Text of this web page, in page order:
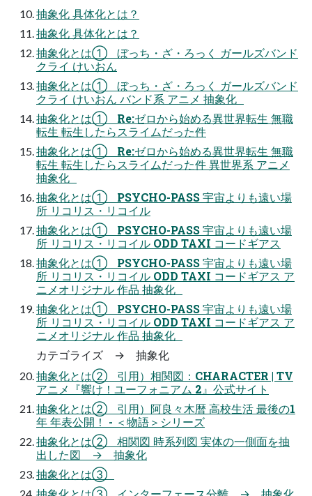
抽象化 具体化とは？
抽象化 具体化とは？
抽象化とは① ぼっち・ざ・ろっく ガールズバンド
クライ けいおん
抽象化とは① ぼっち・ざ・ろっく ガールズバンド
クライ けいおん バンド系 アニメ 抽象化
抽象化とは① Re:ゼロから始める異世界転生 無職
転生 転生したらスライムだった件
抽象化とは① Re:ゼロから始める異世界転生 無職
転生 転生したらスライムだった件 異世界系 アニメ
抽象化
抽象化とは① PSYCHO-PASS 宇宙よりも遠い場
所 リコリス・リコイル
抽象化とは① PSYCHO-PASS 宇宙よりも遠い場
所 リコリス・リコイル ODD TAXI コードギアス
抽象化とは① PSYCHO-PASS 宇宙よりも遠い場
所 リコリス・リコイル ODD TAXI コードギアス ア
ニメオリジナル 作品 抽象化
抽象化とは① PSYCHO-PASS 宇宙よりも遠い場
所 リコリス・リコイル ODD TAXI コードギアス ア
ニメオリジナル 作品 抽象化
カテゴライズ → 抽象化
抽象化とは② 引用）相関図：CHARACTER | TV
アニメ『響け！ユーフォニアム 2』公式サイト
抽象化とは② 引用）阿良々木暦 高校生活 最後の1
年 年表公開！ - ＜物語＞シリーズ
抽象化とは② 相関図 時系列図 実体の一側面を抽
出した図 → 抽象化
抽象化とは③